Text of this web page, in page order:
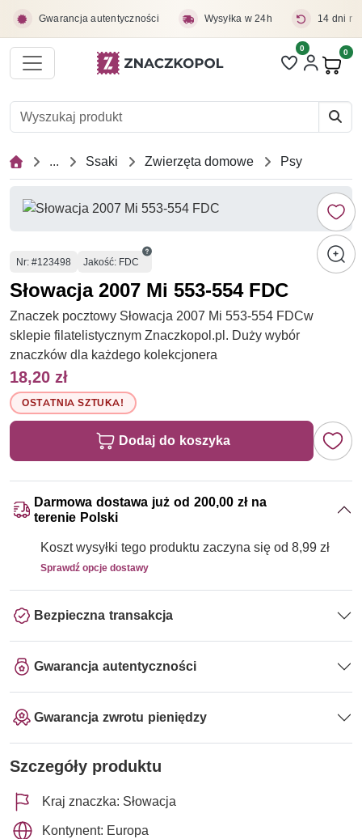
Gwarancja autentyczności Wysyłka w 24h 14 dni
Liczba pozycji
0 0
... Ssaki Zwierzęta domowe Psy
Numer
Nr: #123498 Jakość: FDC
Słowacja 2007 Mi 553-554 FDC
Znaczek pocztowy Słowacja 2007 Mi 553-554 FDCw
sklepie filatelistycznym Znaczkopol.pl. Duży wybór
znaczków dla każdego kolekcjonera
18,20 zł
OSTATNIA SZTUKA!
Dodaj do koszyka
Darmowa dostawa już od 200,00 zł na
terenie Polski
Koszt wysyłki tego produktu zaczyna się od 8,99 zł
Sprawdź opcje dostawy
Bezpieczna transakcja
Gwarancja autentyczności
Gwarancja zwrotu pieniędzy
Szczegóły produktu
Kraj znaczka: Słowacja
Kontynent: Europa